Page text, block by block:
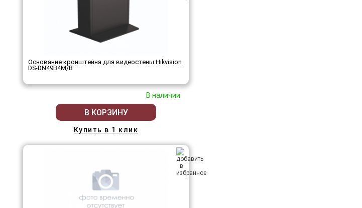
Основание кронштейна для видеостены Hikvision
DS-DN49B4M/B
В наличии
В КОРЗИНУ
Купить в 1 клик